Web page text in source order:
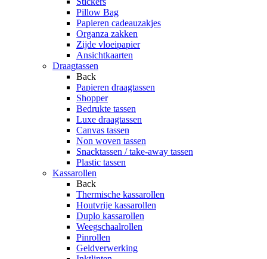
Pillow Bag
Papieren cadeauzakjes
Organza zakken
Zijde vloeipapier
Ansichtkaarten
Draagtassen
Back
Papieren draagtassen
Shopper
Bedrukte tassen
Luxe draagtassen
Canvas tassen
Non woven tassen
Snacktassen / take-away tassen
Plastic tassen
Kassarollen
Back
Thermische kassarollen
Houtvrije kassarollen
Duplo kassarollen
Weegschaalrollen
Pinrollen
Geldverwerking